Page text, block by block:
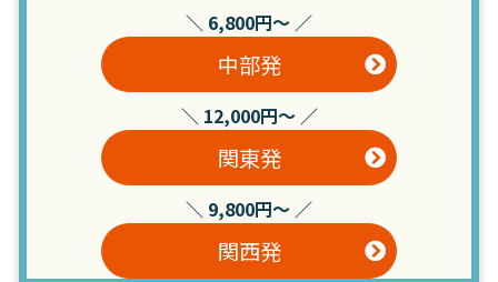
＼ 6,800円～ ／
中部発
＼ 12,000円～ ／
関東発
＼ 9,800円～ ／
関西発